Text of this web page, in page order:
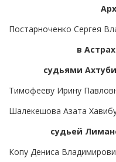
Постарноченко Сергея
в
судьями
Тимофееву Ирину
Шалекешова Азата
судьей
Копу Дениса